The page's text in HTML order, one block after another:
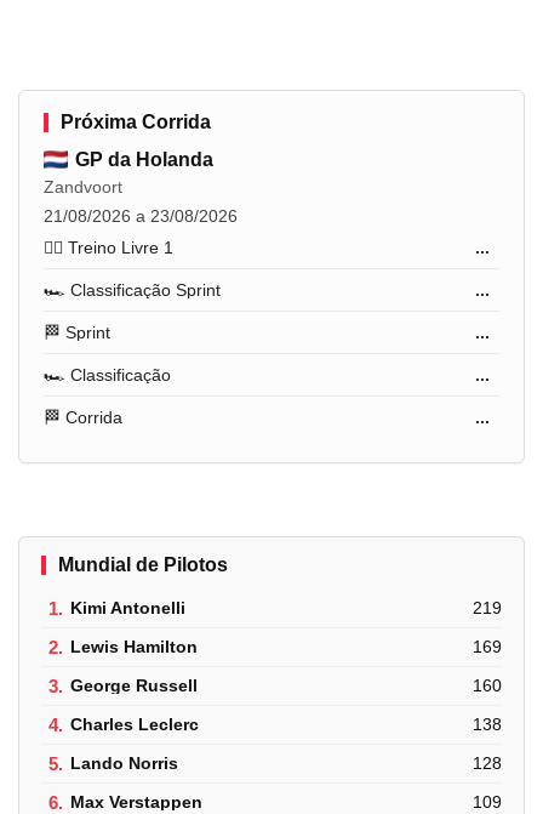
Próxima Corrida
GP da Holanda
Zandvoort
21/08/2026 a 23/08/2026
🏋️‍♂️ Treino Livre 1
...
🏎️ Classificação Sprint ...
🏁 Sprint ...
🏎️ Classificação ...
🏁 Corrida ...
Mundial de Pilotos
1. Kimi Antonelli 219
2. Lewis Hamilton 169
3. George Russell 160
4. Charles Leclerc 138
5. Lando Norris 128
6. Max Verstappen 109